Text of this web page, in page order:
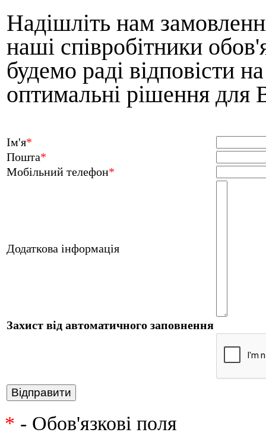
Надішліть нам
наші співробітники
будемо раді відповісти
оптимальні рішення для
Ім'я*
Пошта*
Мобільний телефон*
Додаткова інформація
Захист від автоматичного заповнення
* - Обов'язкові поля